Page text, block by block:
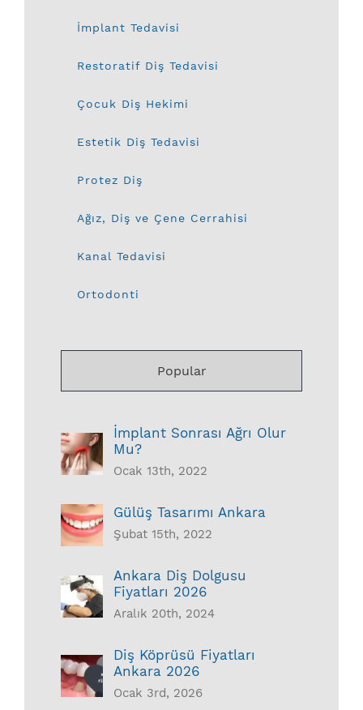
İmplant Tedavisi
Restoratif Diş Tedavisi
Çocuk Diş Hekimi
Estetik Diş Tedavisi
Protez Diş
Ağız, Diş ve Çene Cerrahisi
Kanal Tedavisi
Ortodonti
Popular
İmplant Sonrası Ağrı Olur
Mu?
Ocak 13th, 2022
Gülüş Tasarımı Ankara
Şubat 15th, 2022
Ankara Diş Dolgusu
Fiyatları 2026
Aralık 20th, 2024
Diş Köprüsü Fiyatları
Ankara 2026
Ocak 3rd, 2026